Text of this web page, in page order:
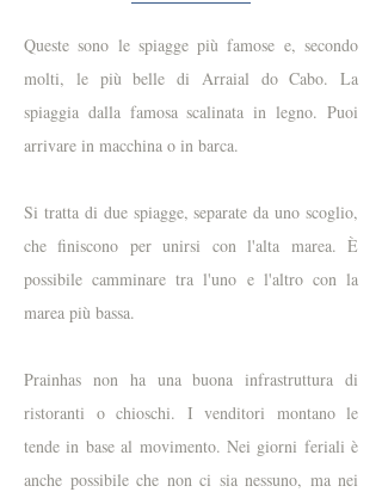
Queste sono le spiagge più famose e, secondo
molti, le più belle di Arraial do Cabo. La
spiaggia dalla famosa scalinata in legno. Puoi
arrivare in macchina o in barca.
Si tratta di due spiagge, separate da uno scoglio,
che finiscono per unirsi con l'alta marea. È
possibile camminare tra l'uno e l'altro con la
marea più bassa.
Prainhas non ha una buona infrastruttura di
ristoranti o chioschi. I venditori montano le
tende in base al movimento. Nei giorni feriali è
anche possibile che non ci sia nessuno, ma nei